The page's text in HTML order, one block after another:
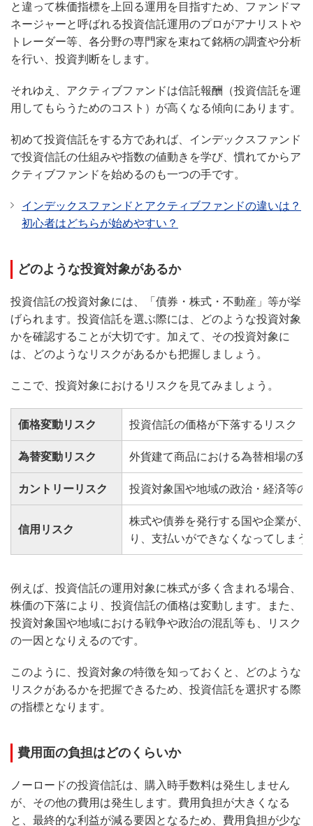
と違って株価指標を上回る運用を目指すため、ファンドマ
ネージャーと呼ばれる投資信託運用のプロがアナリストや
トレーダー等、各分野の専門家を束ねて銘柄の調査や分析
を行い、投資判断をします。
それゆえ、アクティブファンドは信託報酬（投資信託を運
用してもらうためのコスト）が高くなる傾向にあります。
初めて投資信託をする方であれば、インデックスファンド
で投資信託の仕組みや指数の値動きを学び、慣れてからア
クティブファンドを始めるのも一つの手です。
インデックスファンドとアクティブファンドの違いは？
初心者はどちらが始めやすい？
どのような投資対象があるか
投資信託の投資対象には、「債券・株式・不動産」等が挙
げられます。投資信託を選ぶ際には、どのような投資対象
かを確認することが大切です。加えて、その投資対象に
は、どのようなリスクがあるかも把握しましょう。
ここで、投資対象におけるリスクを見てみましょう。
価格変動リスク 投資信託の価格が下落するリスク
為替変動リスク 外貨建て商品における為替相場の変
カントリーリスク 投資対象国や地域の政治・経済等の
信用リスク
株式や債券を発行する国や企業が、
り、支払いができなくなってしま
例えば、投資信託の運用対象に株式が多く含まれる場合、
株価の下落により、投資信託の価格は変動します。また、
投資対象国や地域における戦争や政治の混乱等も、リスク
の一因となりえるのです。
このように、投資対象の特徴を知っておくと、どのような
リスクがあるかを把握できるため、投資信託を選択する際
の指標となります。
費用面の負担はどのくらいか
ノーロードの投資信託は、購入時手数料は発生しません
が、その他の費用は発生します。費用負担が大きくなる
と、最終的な利益が減る要因となるため、費用負担が少な